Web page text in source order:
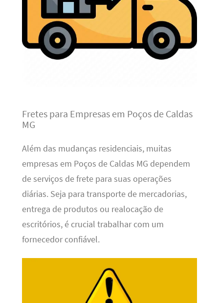
Fretes para Empresas em Poços de Caldas
MG
Além das mudanças residenciais, muitas
empresas em Poços de Caldas MG dependem
de serviços de frete para suas operações
diárias. Seja para transporte de mercadorias,
entrega de produtos ou realocação de
escritórios, é crucial trabalhar com um
fornecedor confiável.